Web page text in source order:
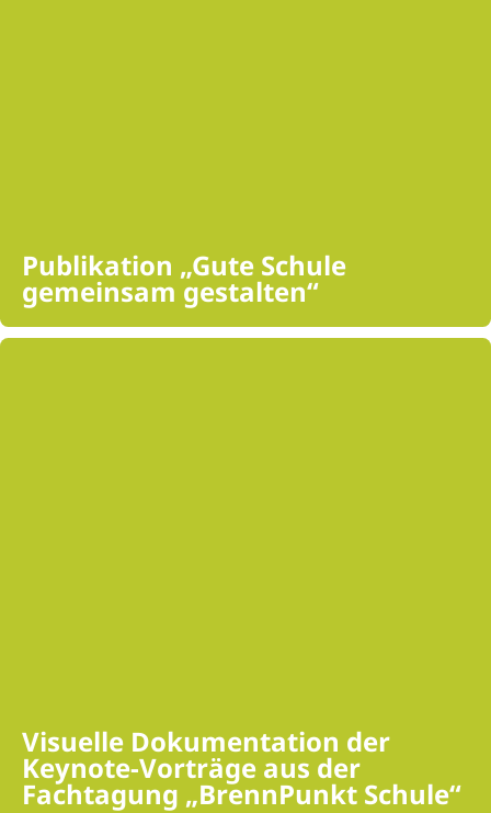
Publikation „Gute Schule
gemeinsam gestalten“
Visuelle Dokumentation der
Keynote-Vorträge aus der
Fachtagung „BrennPunkt Schule“